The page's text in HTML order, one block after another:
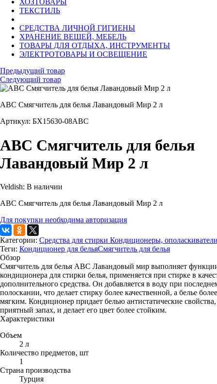
ХОЗТОВАРЫ
ТЕКСТИЛЬ
СРЕДСТВА ЛИЧНОЙ ГИГИЕНЫ
ХРАНЕНИЕ ВЕЩЕЙ, МЕБЕЛЬ
ТОВАРЫ ДЛЯ ОТДЫХА, ИНСТРУМЕНТЫ
ЭЛЕКТРОТОВАРЫ И ОСВЕЩЕНИЕ
Предыдущий товар
Следующий товар
ABC Смягчитель для белья Лавандовый Мир 2 л
Артикул: БХ15630-08ABC
ABC Смягчитель для белья
Лавандовый Мир 2 л
Veldish: В наличии
ABC Смягчитель для белья Лавандовый Мир 2 л
Для покупки необходима авторизация
Категории: Средства для стирки Кондиционеры,
Теги: Кондиционер для бельяСмягчитель для белья
Обзор
Смягчитель для белья ABC Лавандовый мир выполняет
кондиционера для стирки белья, применяется при стирке в
дополнительного средства. Он добавляется в воду при
полоскании, что делает стирку более качественной, а белье более
мягким. Кондиционер придает белью антистатические свойства,
приятный запах, и делает его цвет более стойким.
Характеристики
Объем
2 л
Количество предметов, шт
1
Страна производства
Турция